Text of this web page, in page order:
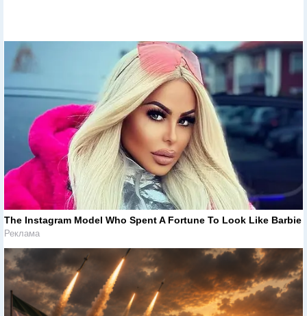
The Instagram Model Who Spent A Fortune To Look Like Barbie
Реклама